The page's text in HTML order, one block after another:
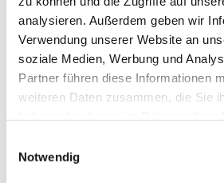
analysieren. Außerdem geben wir
Verwendung unserer Website an
soziale Medien, Werbung und
Partner führen diese Informationen
weiteren Daten zusammen, die Sie
Notwendig